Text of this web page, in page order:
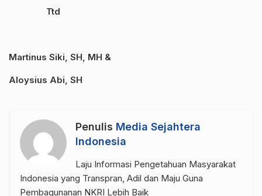
Ttd
Martinus Siki, SH, MH &
Aloysius Abi, SH
Penulis Media Sejahtera
Indonesia
Laju Informasi Pengetahuan Masyarakat
Indonesia yang Transpran, Adil dan Maju Guna
Pembagunanan NKRI Lebih Baik